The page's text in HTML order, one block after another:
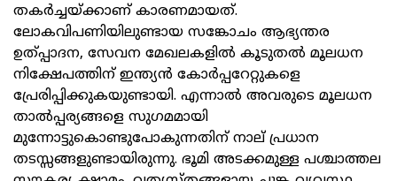
തകർച്ചയ്‌ക്കാണ്‌ കാരണമായത്.
ലോകവിപണിയിലുണ്ടായ സങ്കോചം ആഭ്യന്തര
ഉത്പ്പാദന, സേവന മേഖലകളിൽ കൂടുതൽ മൂലധന
നിക്ഷേപത്തിന് ഇന്ത്യൻ കോർപ്പറേറ്റുകളെ
പ്രേരിപ്പിക്കുകയുണ്ടായി. എന്നാൽ അവരുടെ മൂലധന
താൽപ്പര്യങ്ങളെ സുഗമമായി
മുന്നോട്ടുകൊണ്ടുപോകുന്നതിന് നാല് പ്രധാന
തടസ്സങ്ങളുണ്ടായിരുന്നു. ഭൂമി അടക്കമുള്ള പശ്ചാത്തല